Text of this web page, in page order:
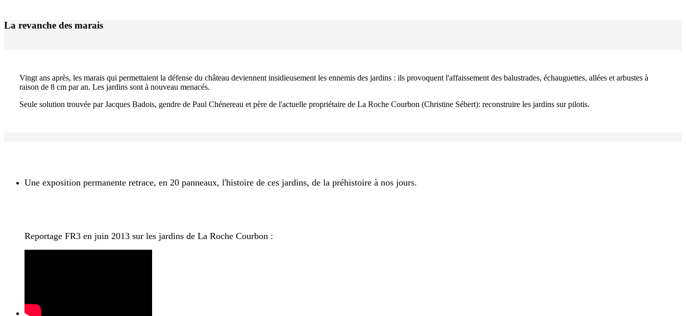
La revanche des marais
Vingt ans après, les marais qui permettaient la défense du château deviennent insidieusement les ennemis des jardins : ils provoquent l'affaissement des balustrades, échauguettes, allées et arbustes à
raison de 8 cm par an. Les jardins sont à nouveau menacés.
Seule solution trouvée par Jacques Badois, gendre de Paul Chénereau et père de l'actuelle propriétaire de La Roche Courbon (Christine Sébert): reconstruire les jardins sur pilotis.
Une exposition permanente retrace, en 20 panneaux, l'histoire de ces jardins, de la préhistoire à nos jours.
Reportage FR3 en juin 2013 sur les jardins de La Roche Courbon :